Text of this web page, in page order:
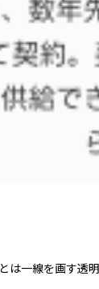
一線を画す透明